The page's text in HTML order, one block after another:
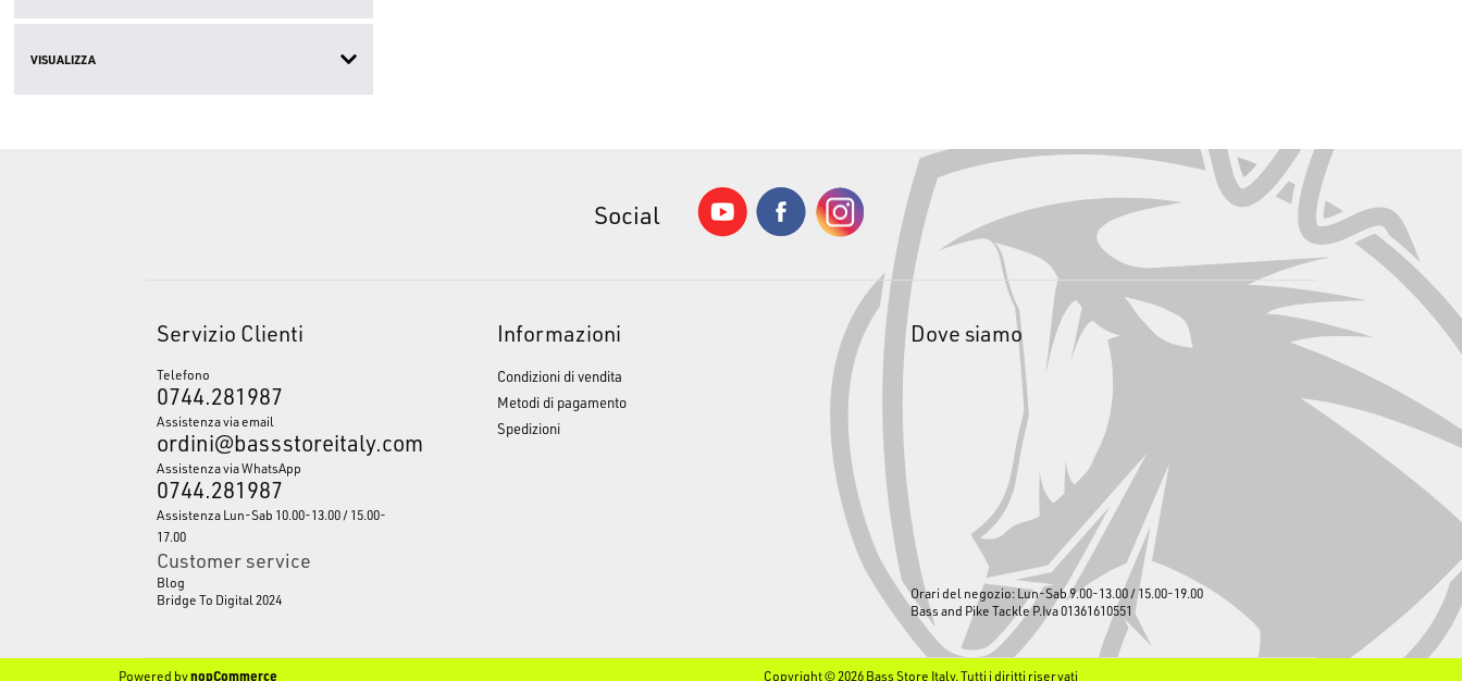
VISUALIZZA
Social
Servizio Clienti
Telefono
0744.281987
Assistenza via email
ordini@bassstoreitaly.com
Assistenza via WhatsApp
0744.281987
Assistenza Lun-Sab 10.00-13.00 / 15.00-
17.00
Customer service
Blog
Bridge To Digital 2024
Informazioni
Condizioni di vendita
Metodi di pagamento
Spedizioni
Dove siamo
Orari del negozio: Lun-Sab 9.00-13.00 / 15.00-19.00
Bass and Pike Tackle P.Iva 01361610551
Copyright © 2026 Bass Store Italy. Tutti i diritti riservati
Powered bynopCommerce